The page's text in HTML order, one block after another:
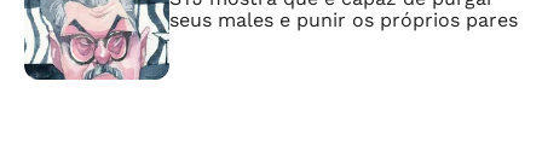
seus males e punir os próprios pares